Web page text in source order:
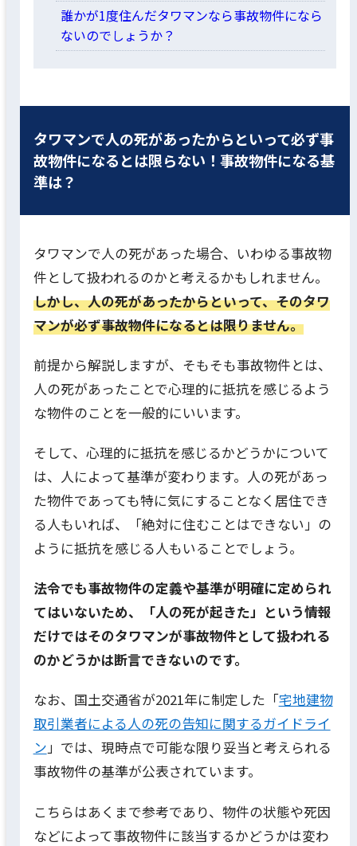
誰かが1度住んだタワマンなら事故物件になら
ないのでしょうか？
タワマンで人の死があったからといって必ず事
故物件になるとは限らない！事故物件になる基
準は？
タワマンで人の死があった場合、いわゆる事故物
件として扱われるのかと考えるかもしれません。
しかし、人の死があったからといって、そのタワ
マンが必ず事故物件になるとは限りません。
前提から解説しますが、そもそも事故物件とは、
人の死があったことで心理的に抵抗を感じるよう
な物件のことを一般的にいいます。
そして、心理的に抵抗を感じるかどうかについて
は、人によって基準が変わります。人の死があっ
た物件であっても特に気にすることなく居住でき
る人もいれば、「絶対に住むことはできない」の
ように抵抗を感じる人もいることでしょう。
法令でも事故物件の定義や基準が明確に定められ
てはいないため、「人の死が起きた」という情報
だけではそのタワマンが事故物件として扱われる
のかどうかは断言できないのです。
なお、国土交通省が2021年に制定した「宅地建物
取引業者による人の死の告知に関するガイドライ
ン」では、現時点で可能な限り妥当と考えられる
事故物件の基準が公表されています。
こちらはあくまで参考であり、物件の状態や死因
などによって事故物件に該当するかどうかは変わ